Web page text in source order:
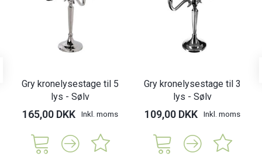
Gry kronelysestage til 5
lys - Sølv
165,00 DKK Inkl. moms
Gry kronelysestage til 3
lys - Sølv
109,00 DKK Inkl. moms